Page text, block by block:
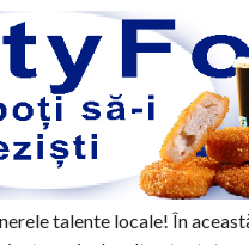
talente locale! În